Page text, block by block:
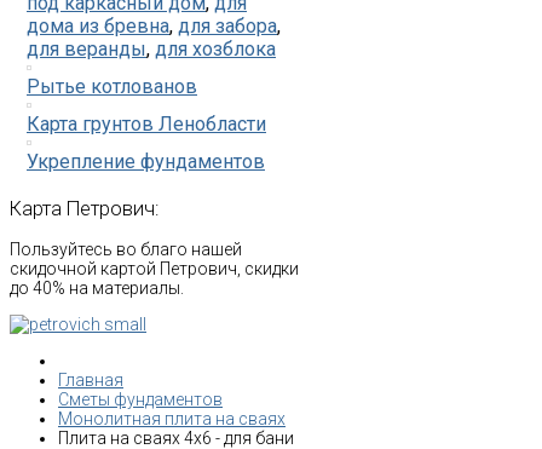
дома из бревна, для забора,
для веранды, для хозблока
Рытье котлованов
Карта грунтов Ленобласти
Укрепление фундаментов
Карта Петрович:
Пользуйтесь во благо нашей
скидочной картой Петрович, скидки
до 40% на материалы.
Главная
Сметы фундаментов
Монолитная плита на сваях
Плита на сваях 4х6 - для бани